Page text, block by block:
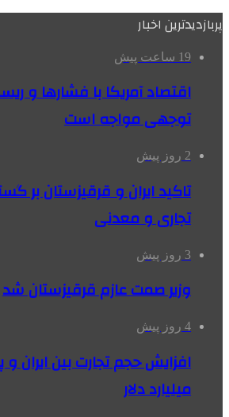
پربازدیدترین اخبار
19 ساعت پیش
اقتصاد آمریکا با فشارها و
توجهی مواجه است
2 روز پیش
تاکید ایران و قرقیزستان
تجاری و معدنی
3 روز پیش
وزیر صمت عازم قرقیزستان شد
4 روز پیش
میلیارد دلار